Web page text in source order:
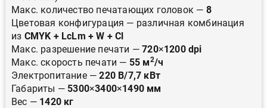
Макс. количество печатающих головок — 8
Цветовая конфигурация — различная комбинация
из CMYK + LcLm + W + Cl
Макс. разрешение печати —720×1200 dpi
Макс. скорость печати — 55 м2/ч
Электропитание —220 В/7,7 кВт
Габариты — 5300×3400×1490 мм
Вес — 1420 кг